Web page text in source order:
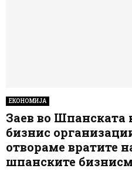
ЕКОНОМИЈА
Заев во Шпанската
бизнис
отвораме вратите
шпанските